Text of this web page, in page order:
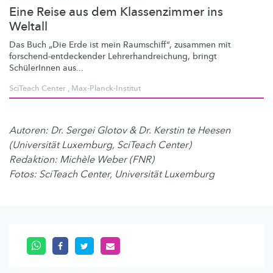
Eine Reise aus dem Klassenzimmer ins
Weltall
Das Buch „Die Erde ist mein Raumschiff“, zusammen mit
forschend-entdeckender Lehrerhandreichung, bringt
SchülerInnen aus...
SciTeach Center , Max-Planck-Institut
Autoren: Dr. Sergei Glotov & Dr. Kerstin te Heesen
(Universität Luxemburg, SciTeach Center)
Redaktion: Michèle Weber (FNR)
Fotos: SciTeach Center, Universität Luxemburg